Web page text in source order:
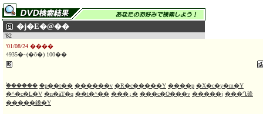
�ɉ�E�@��
'82
'01/08/24 ����
4935�~(�ō�) 100��
�֓����� �p��t�� ������v �R�c�����Y ����p �X�c�y�m�Y
�^�c�L�V �n�ӓT�q ��t�^�� ���ۏ� ���c�O���v �����j ���Ղ䂫
�����鎟�Y